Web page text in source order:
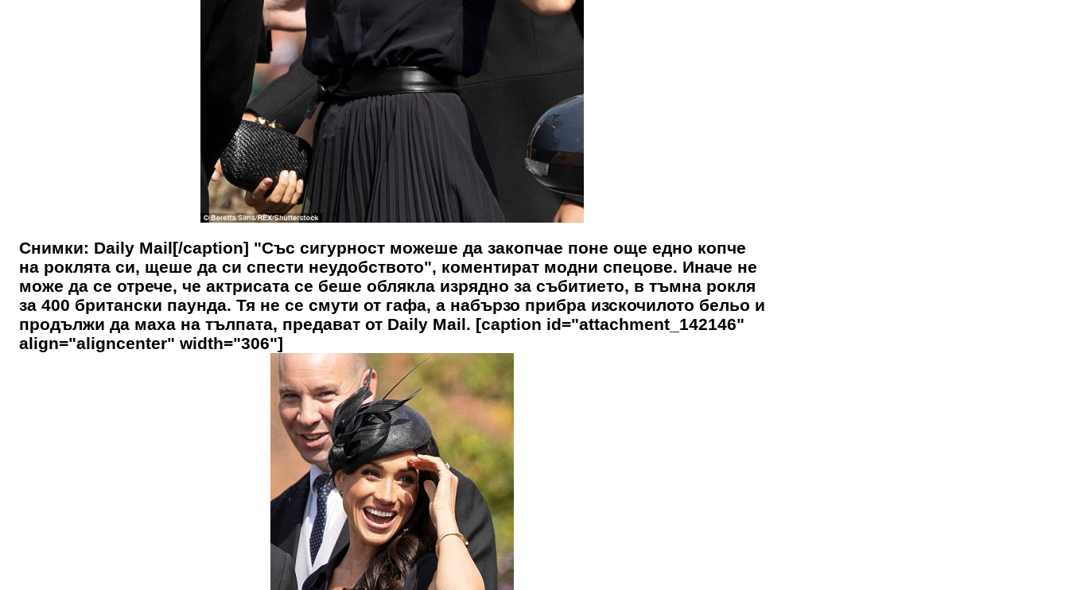
Снимки: Daily Mail[/caption] "Със сигурност можеше да закопчае поне още едно копче
на роклята си, щеше да си спести неудобството", коментират модни спецове. Иначе не
може да се отрече, че актрисата се беше облякла изрядно за събитието, в тъмна рокля
за 400 британски паунда. Тя не се смути от гафа, а набързо прибра изскочилото бельо и
продължи да маха на тълпата, предават от Daily Mail. [caption id="attachment_142146"
align="aligncenter" width="306"]